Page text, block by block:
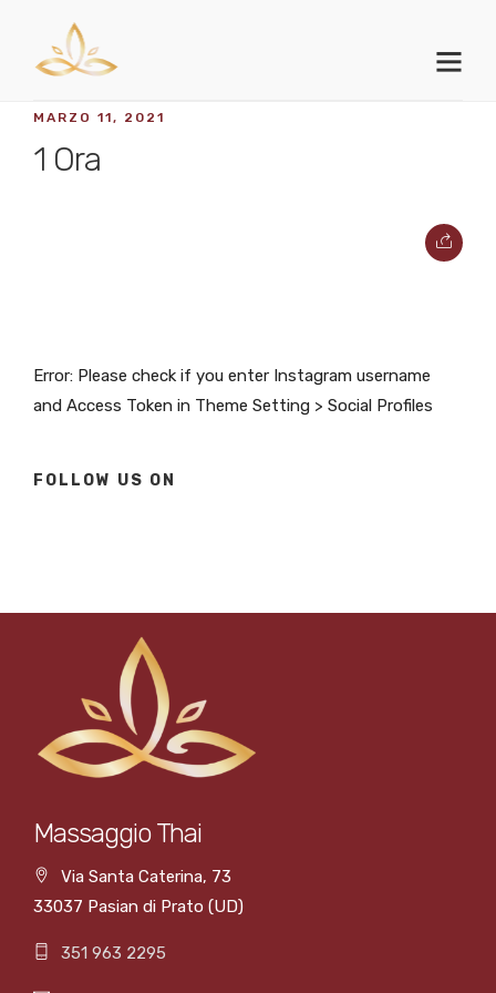
MARZO 11, 2021
1 Ora
Error: Please check if you enter Instagram username
and Access Token in Theme Setting > Social Profiles
FOLLOW US ON
Massaggio Thai
Via Santa Caterina, 73
33037 Pasian di Prato (UD)
351 963 2295